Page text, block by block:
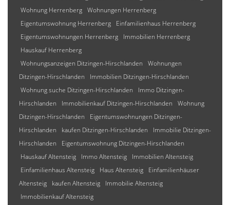
Wohnung Herrenberg Wohnungen Herrenberg
Eigentumswohnung Herrenberg
Einfamilienhaus Herrenberg
Eigentumswohnungen Herrenberg
Immobilien Herrenberg
Hauskauf Herrenberg
Wohnungsanzeigen Ditzingen-Hirschlanden
Wohnungen
Ditzingen-Hirschlanden
Immobilien Ditzingen-Hirschlanden
Wohnung suche Ditzingen-Hirschlanden
Immo Ditzingen-
Hirschlanden
Immobilienkauf Ditzingen-Hirschlanden
Wohnung
Ditzingen-Hirschlanden
Eigentumswohnungen Ditzingen-
Hirschlanden
kaufen Ditzingen-Hirschlanden
Immobilie Ditzingen-
Hirschlanden
Eigentumswohnung Ditzingen-Hirschlanden
Hauskauf Altensteig
Immo Altensteig
Immobilien Altensteig
Einfamilienhaus Altensteig
Haus Altensteig
Einfamilienhäuser
Altensteig
kaufen Altensteig
Immobilie Altensteig
Immobilienkauf Altensteig